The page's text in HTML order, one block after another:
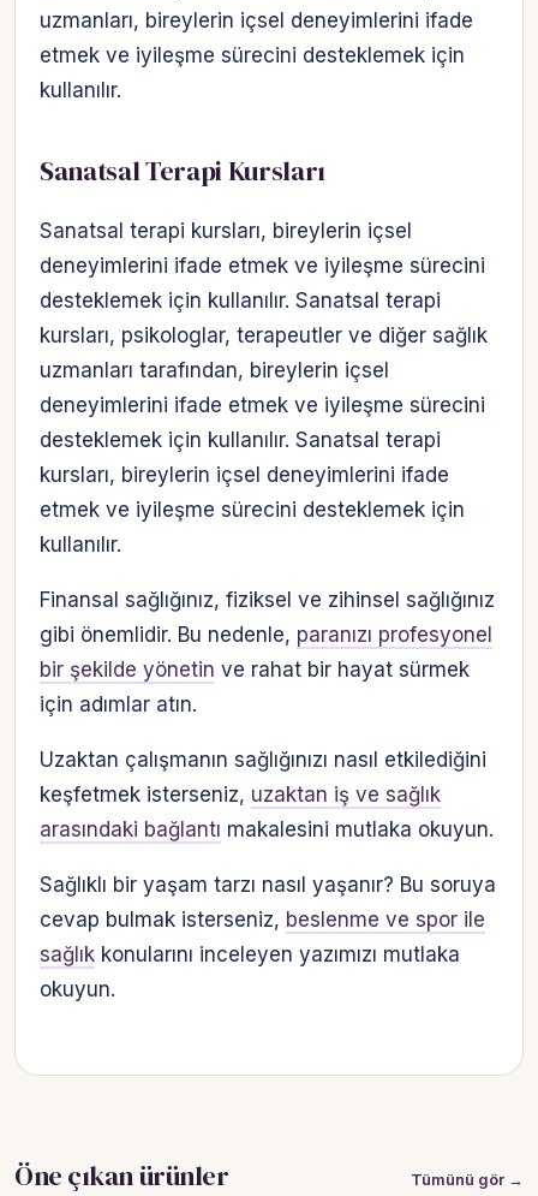
uzmanları, bireylerin içsel deneyimlerini ifade
etmek ve iyileşme sürecini desteklemek için
kullanılır.
Sanatsal Terapi Kursları
Sanatsal terapi kursları, bireylerin içsel
deneyimlerini ifade etmek ve iyileşme sürecini
desteklemek için kullanılır. Sanatsal terapi
kursları, psikologlar, terapeutler ve diğer sağlık
uzmanları tarafından, bireylerin içsel
deneyimlerini ifade etmek ve iyileşme sürecini
desteklemek için kullanılır. Sanatsal terapi
kursları, bireylerin içsel deneyimlerini ifade
etmek ve iyileşme sürecini desteklemek için
kullanılır.
Finansal sağlığınız, fiziksel ve zihinsel sağlığınız
gibi önemlidir. Bu nedenle, paranızı profesyonel
bir şekilde yönetin ve rahat bir hayat sürmek
için adımlar atın.
Uzaktan çalışmanın sağlığınızı nasıl etkilediğini
keşfetmek isterseniz, uzaktan iş ve sağlık
arasındaki bağlantı makalesini mutlaka okuyun.
Sağlıklı bir yaşam tarzı nasıl yaşanır? Bu soruya
cevap bulmak isterseniz, beslenme ve spor ile
sağlık konularını inceleyen yazımızı mutlaka
okuyun.
Öne çıkan ürünler Tümünü gör →